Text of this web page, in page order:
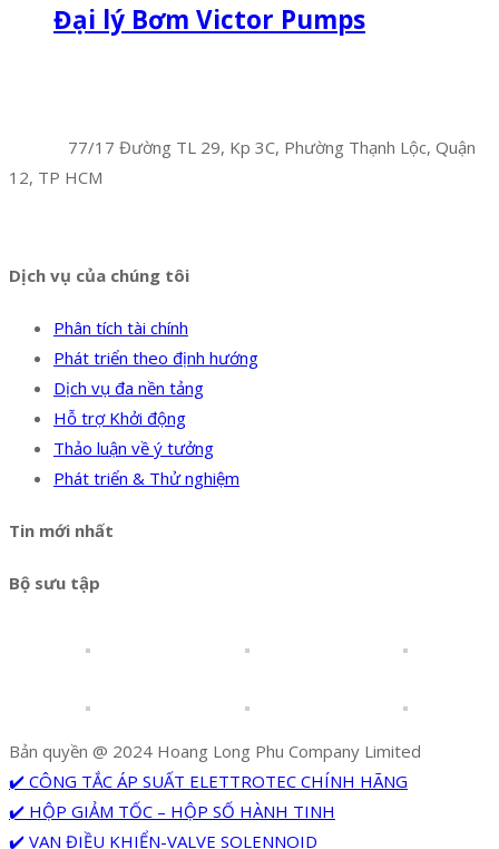
Đại lý Bơm Victor Pumps
77/17 Đường TL 29, Kp 3C, Phường Thạnh Lộc, Quận
12, TP HCM
Dịch vụ của chúng tôi
Phân tích tài chính
Phát triển theo định hướng
Dịch vụ đa nền tảng
Hỗ trợ Khởi động
Thảo luận về ý tưởng
Phát triển & Thử nghiệm
Tin mới nhất
Bộ sưu tập
Bản quyền @ 2024 Hoang Long Phu Company Limited
✔️ CÔNG TẮC ÁP SUẤT ELETTROTEC CHÍNH HÃNG
✔️ HỘP GIẢM TỐC – HỘP SỐ HÀNH TINH
✔️ VAN ĐIỀU KHIỂN-VALVE SOLENNOID